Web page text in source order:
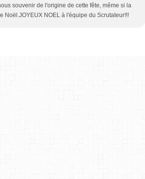
souvenir de l'origine de cette fête, même si la
Noël.JOYEUX NOEL à l'équipe du Scrutateur!!!